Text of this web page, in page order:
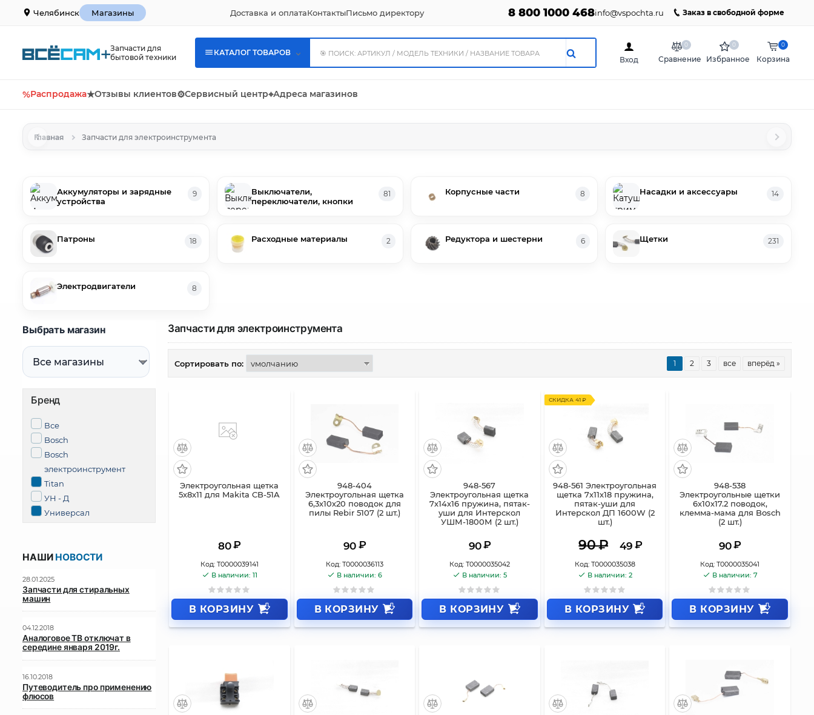
Челябинск Магазины Доставка и оплатаКонтактыПисьмо директору 8 800 1000 468info@vspochta.ru Заказ в свободной форме
Запчасти для
бытовой техники
КАТАЛОГ ТОВАРОВ
Вход Сравнение
0
Избранное
0
Корзина
0
%Распродажа★Отзывы клиентов⚙Сервисный центр⌖Адреса магазинов
Главная Запчасти для электроинструмента
Аккумуляторы и зарядные
устройства
9
Выключатели,
переключатели, кнопки
81 Корпусные части 8 Насадки и аксессуары 14
Патроны 18 Расходные материалы 2 Редуктора и шестерни 6 Щетки 231
Электродвигатели 8
Выбрать магазин
Бренд
Все
Bosch
Bosch
электроинструмент
Titan
УН - Д
Универсал
Запчасти для электроинструмента
Сортировать по: 1 2 3 все вперёд »
Электроугольная щетка
5х8х11 для Makita CB-51A
80 ₽
Код: Т0000039141
В наличии: 11
В КОРЗИНУ
948-404
Электроугольная щетка
6,3х10х20 поводок для
пилы Rebir 5107 (2 шт.)
90 ₽
Код: Т0000036113
В наличии: 6
В КОРЗИНУ
948-567
Электроугольная щетка
7х14х16 пружина, пятак-
уши для Интерскол
УШМ-1800М (2 шт.)
90 ₽
Код: Т0000035042
В наличии: 5
В КОРЗИНУ
948-561 Электроугольная
щетка 7х11х18 пружина,
пятак-уши для
Интерскол ДП 1600W (2
шт.)
90₽ 49 ₽
Код: Т0000035038
В наличии: 2
В КОРЗИНУ
948-538
Электроугольные щетки
6х10х17.2 поводок,
клемма-мама для Bosch
(2 шт.)
90 ₽
Код: Т0000035041
В наличии: 7
В КОРЗИНУ
НАШИ НОВОСТИ
28.01.2025
Запчасти для стиральных
машин
04.12.2018
Аналоговое ТВ отключат в
середине января 2019г.
16.10.2018
Путеводитель про применению
флюсов